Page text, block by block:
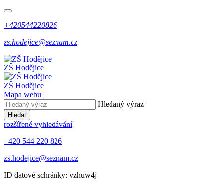
+420544220826
zs.hodejice@seznam.cz
ZŠ Hodějice
ZŠ Hodějice
Mapa webu
Hledaný výraz
Hledat
rozšířené vyhledávání
+420 544 220 826
zs.hodejice@seznam.cz
ID datové schránky: vzhuw4j